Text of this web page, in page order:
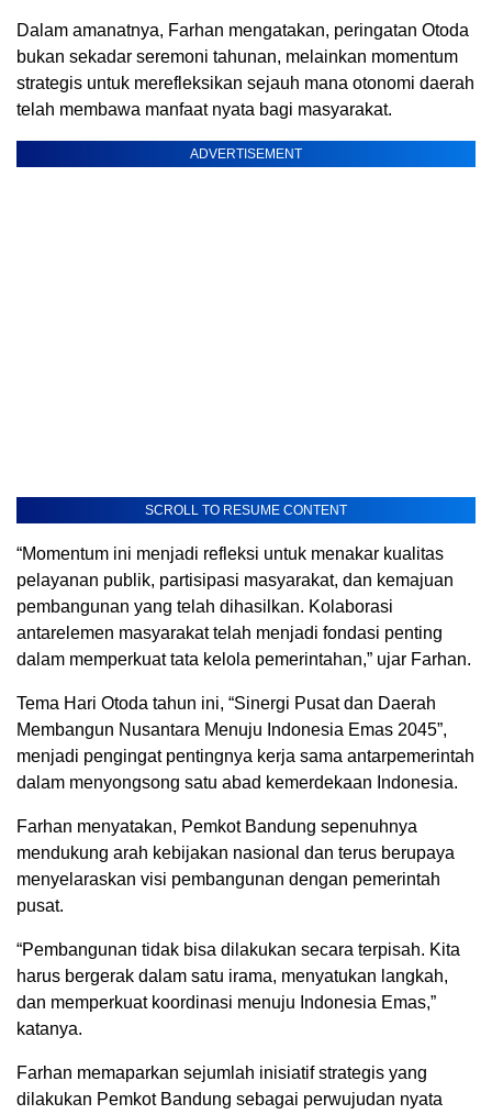
Dalam amanatnya, Farhan mengatakan, peringatan Otoda
bukan sekadar seremoni tahunan, melainkan momentum
strategis untuk merefleksikan sejauh mana otonomi daerah
telah membawa manfaat nyata bagi masyarakat.
ADVERTISEMENT
SCROLL TO RESUME CONTENT
“Momentum ini menjadi refleksi untuk menakar kualitas
pelayanan publik, partisipasi masyarakat, dan kemajuan
pembangunan yang telah dihasilkan. Kolaborasi
antarelemen masyarakat telah menjadi fondasi penting
dalam memperkuat tata kelola pemerintahan,” ujar Farhan.
Tema Hari Otoda tahun ini, “Sinergi Pusat dan Daerah
Membangun Nusantara Menuju Indonesia Emas 2045”,
menjadi pengingat pentingnya kerja sama antarpemerintah
dalam menyongsong satu abad kemerdekaan Indonesia.
Farhan menyatakan, Pemkot Bandung sepenuhnya
mendukung arah kebijakan nasional dan terus berupaya
menyelaraskan visi pembangunan dengan pemerintah
pusat.
“Pembangunan tidak bisa dilakukan secara terpisah. Kita
harus bergerak dalam satu irama, menyatukan langkah,
dan memperkuat koordinasi menuju Indonesia Emas,”
katanya.
Farhan memaparkan sejumlah inisiatif strategis yang
dilakukan Pemkot Bandung sebagai perwujudan nyata